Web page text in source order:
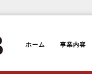
ホーム 事業内容